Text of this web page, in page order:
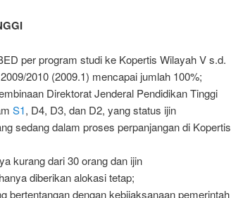
per program studi ke Kopertis Wilayah V s.d.
2010 (2009.1) mencapai jumlah 100%;
Direktorat Jenderal Pendidikan Tinggi
S1, D4, D3, dan D2, yang status ijin
sedang dalam proses perpanjangan di Kopertis
kurang dari 30 orang dan ijin
diberikan alokasi tetap;
bertentangan dengan kebijaksanaan pemerintah